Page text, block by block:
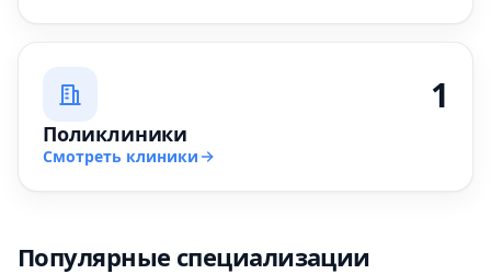
1
Поликлиники
Смотреть клиники
Популярные специализации